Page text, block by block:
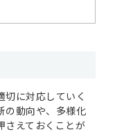
に対応していく
の動向や、多様化
さえておくことが